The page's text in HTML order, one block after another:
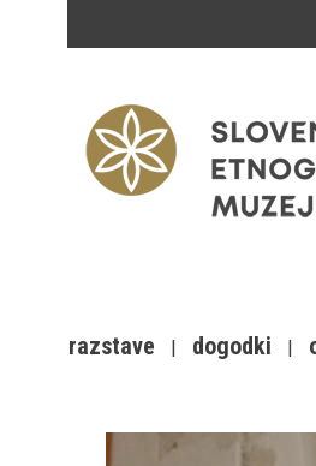
razstave dogodki